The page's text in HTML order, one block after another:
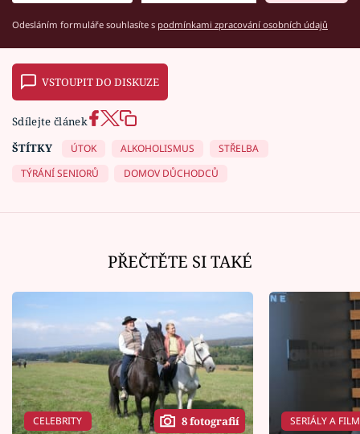
Odesláním formuláře souhlasíte s podmínkami zpracování osobních údajů
VSTOUPIT DO DISKUZE
Sdílejte článek
ŠTÍTKY
ÚTOK ALKOHOLISMUS
STŘELBA
TÝRÁNÍ SENIORŮ
DOMOV DŮCHODCŮ
PŘEČTĚTE SI TAKÉ
CELEBRITY 8 fotografií SERIÁLY A